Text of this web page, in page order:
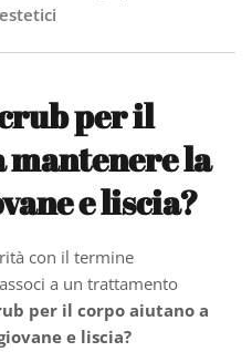
per il
mantenere la
e liscia?
con il termine
a un trattamento
per il corpo aiutano a
e liscia?